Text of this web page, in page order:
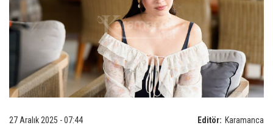
Editör: Karamanca
27 Aralık 2025 - 07:44